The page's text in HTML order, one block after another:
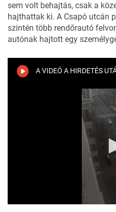
sem volt behajtás, csak a
hajthattak ki. A Csapó utcán
szintén több rendőrautó
autónak hajtott egy
A VIDEÓ A HIRDETÉS